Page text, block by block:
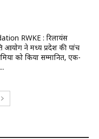
RWKE : रिलायंस
आयोग ने मध्य प्रदेश की पांच
को किया सम्मानित, एक-